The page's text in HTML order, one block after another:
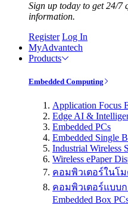
Sign up today to get 24/7
information.
Register Log In
MyAdvantech
Products
Embedded Computing
Application Focus
Edge AI &
Embedded PCs
Embedded Single
Industrial Wireless
Wireless ePaper
คอมพิวเตอร์ในโ
คอมพิวเตอร์แบบก
Embedded Box